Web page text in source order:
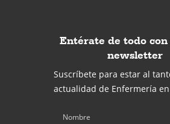
Entérate de todo
newsletter
Suscríbete para estar al
actualidad de Enfermería